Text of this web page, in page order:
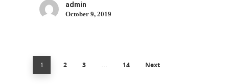
admin
October 9, 2019
1 2 3 … 14 Next